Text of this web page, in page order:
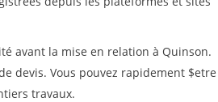
avant la mise en relation à Quinson.
devis. Vous pouvez rapidement $etre
travaux.